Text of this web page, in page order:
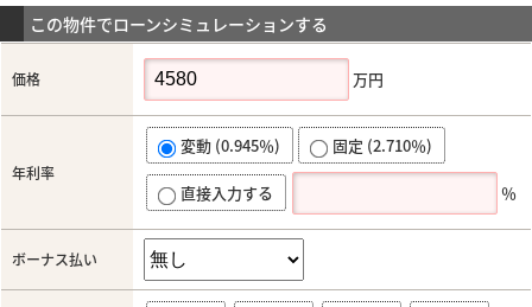
この物件でローンシミュレーションする
価格 万円
年利率
変動 (0.945％) 固定 (2.710％)
直接入力する ％
ボーナス払い